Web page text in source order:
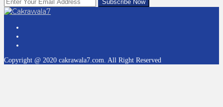
Copyright @ 2020 cakrawala7.com. All Right Reserved